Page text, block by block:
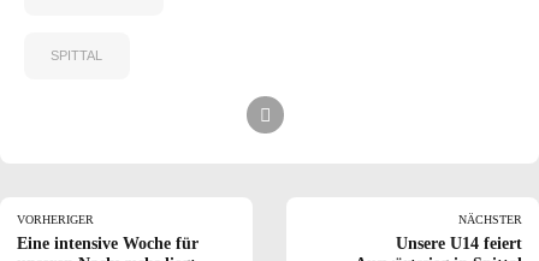
SPITTAL
VORHERIGER
Eine intensive Woche für
NÄCHSTER
Unsere U14 feiert